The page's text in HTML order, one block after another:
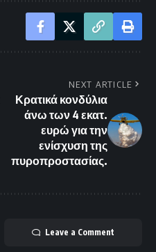
NEXT ARTICLE
Κρατικά κονδύλια
άνω των 4 εκατ.
ευρώ για την
ενίσχυση της
πυροπροστασίας.
Leave a Comment